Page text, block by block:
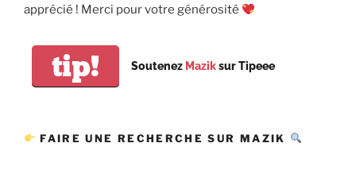
apprécié ! Merci pour votre générosité
tip! Soutenez Maziksur Tipeee
FAIRE UNE RECHERCHE SUR MAZIK